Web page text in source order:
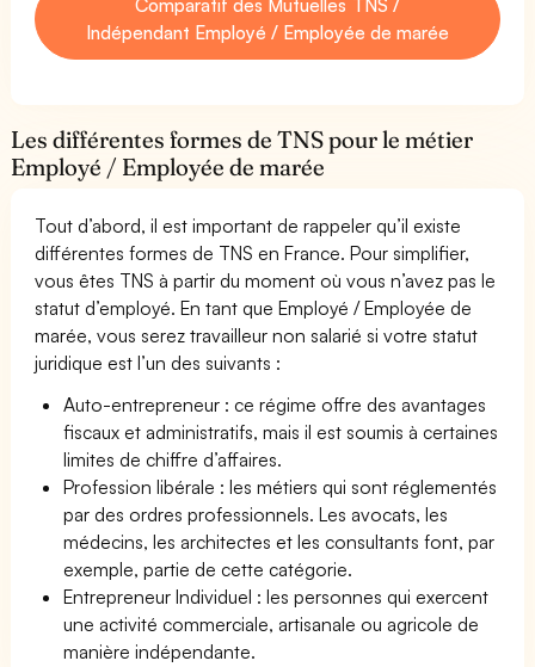
Indépendant Employé / Employée de marée
Les différentes formes de TNS pour le métier
Employé / Employée de marée
Tout d’abord, il est important de rappeler qu’il existe
différentes formes de TNS en France. Pour simplifier,
vous êtes TNS à partir du moment où vous n’avez pas le
statut d’employé. En tant que Employé / Employée de
marée, vous serez travailleur non salarié si votre statut
juridique est l’un des suivants :
Auto-entrepreneur : ce régime offre des avantages
fiscaux et administratifs, mais il est soumis à certaines
limites de chiffre d’affaires.
Profession libérale : les métiers qui sont réglementés
par des ordres professionnels. Les avocats, les
médecins, les architectes et les consultants font, par
exemple, partie de cette catégorie.
Entrepreneur Individuel : les personnes qui exercent
une activité commerciale, artisanale ou agricole de
manière indépendante.